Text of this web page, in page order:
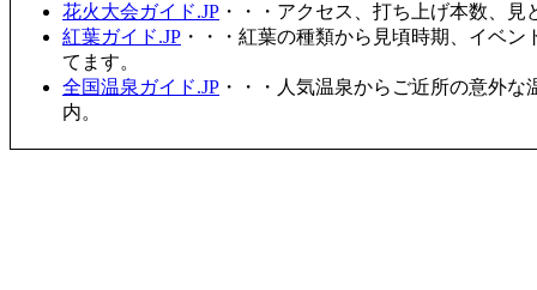
花火大会ガイド.JP ・・・アクセス、打ち上げ本数、
紅葉ガイド.JP ・・・紅葉の種類から見頃時期、イベ
てます。
全国温泉ガイド.JP ・・・人気温泉からご近所の意外
内。